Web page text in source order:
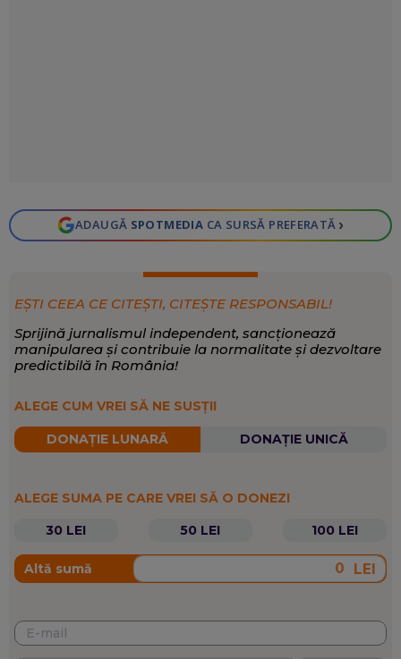
ADAUGĂ SPOTMEDIA CA SURSĂ PREFERATĂ ›
EȘTI CEEA CE CITEȘTI, CITEȘTE RESPONSABIL!
Sprijină jurnalismul independent, sancționează
manipularea și contribuie la normalitate și dezvoltare
predictibilă în România!
ALEGE CUM VREI SĂ NE SUSȚII
DONAȚIE LUNARĂ DONAȚIE UNICĂ
ALEGE SUMA PE CARE VREI SĂ O DONEZI
30 LEI
50 LEI 100 LEI
Altă sumă LEI